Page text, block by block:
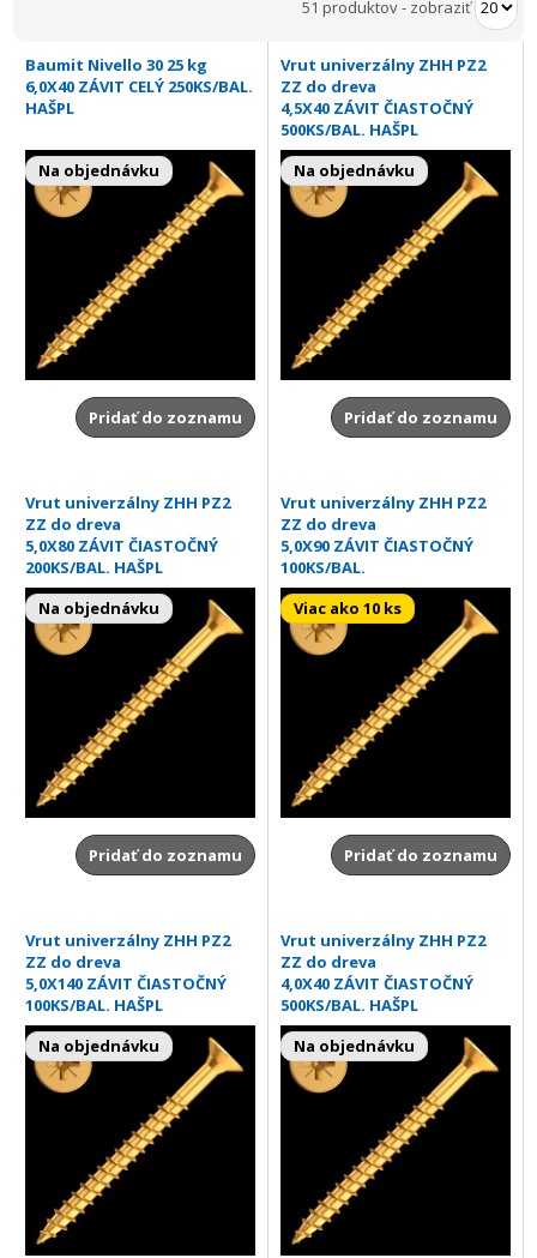
51 produktov- zobraziť
Baumit Nivello 30 25 kg
6,0X40 ZÁVIT CELÝ 250KS/BAL.
HAŠPL
Na objednávku
Pridať do zoznamu
Vrut univerzálny ZHH PZ2
ZZ do dreva
4,5X40 ZÁVIT ČIASTOČNÝ
500KS/BAL. HAŠPL
Na objednávku
Pridať do zoznamu
Vrut univerzálny ZHH PZ2
ZZ do dreva
5,0X80 ZÁVIT ČIASTOČNÝ
200KS/BAL. HAŠPL
Na objednávku
Pridať do zoznamu
Vrut univerzálny ZHH PZ2
ZZ do dreva
5,0X90 ZÁVIT ČIASTOČNÝ
100KS/BAL.
Viac ako 10 ks
Pridať do zoznamu
Vrut univerzálny ZHH PZ2
ZZ do dreva
5,0X140 ZÁVIT ČIASTOČNÝ
100KS/BAL. HAŠPL
Na objednávku
Vrut univerzálny ZHH PZ2
ZZ do dreva
4,0X40 ZÁVIT ČIASTOČNÝ
500KS/BAL. HAŠPL
Na objednávku